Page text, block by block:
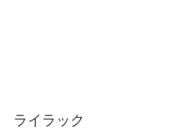
ライラック